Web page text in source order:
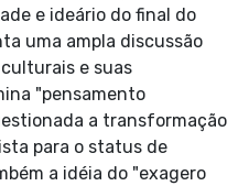
e ideário do final do
uma ampla discussão
e suas
"pensamento
a transformação
para o status de
a idéia do "exagero